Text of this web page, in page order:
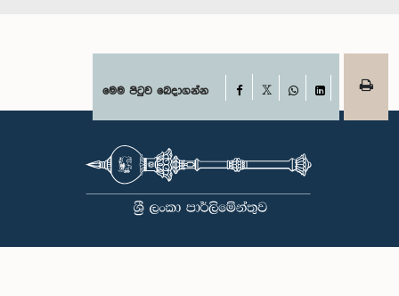
මෙම පිටුව බෙදාගන්න Facebook
WhatsAppLinkedIn